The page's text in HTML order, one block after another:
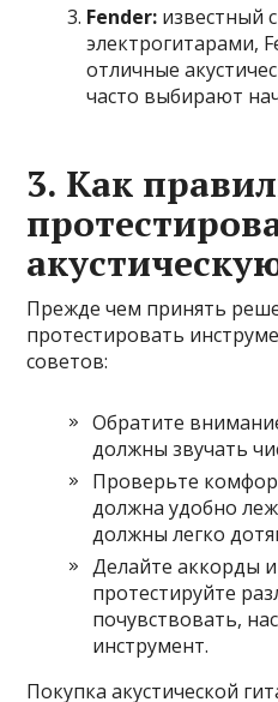
Fender: известный
электрогитарами,
отличные
часто выбирают
3. Как
Прежде чем принять
протестировать
советов:
Обратите
должны звучать
Проверьте
должна удобно
должны легко
Делайте аккорды
протестируйте
почувствовать,
инструмент.
Покупка акустической